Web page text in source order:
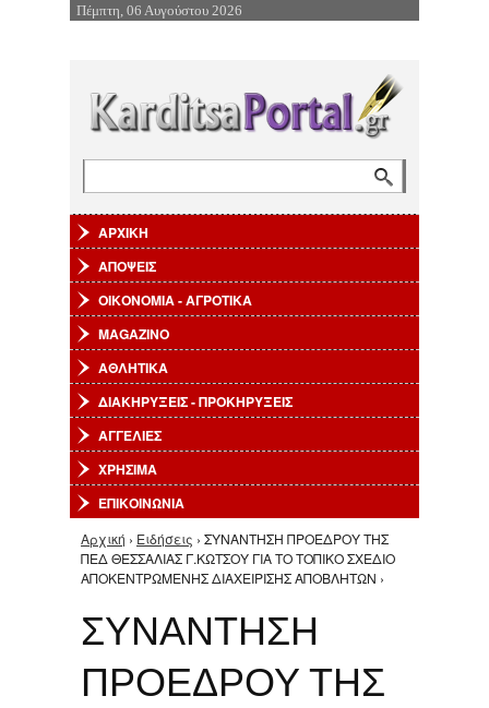
Επιστροφή στην Πλοήγηση
Πέμπτη, 06 Αυγούστου 2026
ΑΡΧΙΚΗ
ΑΠΟΨΕΙΣ
ΟΙΚΟΝΟΜΙΑ - ΑΓΡΟΤΙΚΑ
MAGAZINO
ΑΘΛΗΤΙΚΑ
ΔΙΑΚΗΡΥΞΕΙΣ - ΠΡΟΚΗΡΥΞΕΙΣ
ΑΓΓΕΛΙΕΣ
ΧΡΗΣΙΜΑ
ΕΠΙΚΟΙΝΩΝΙΑ
Είστε εδώ
Αρχική › Ειδήσεις › ΣΥΝΑΝΤΗΣΗ ΠΡΟΕΔΡΟΥ ΤΗΣ
ΠΕΔ ΘΕΣΣΑΛΙΑΣ Γ.ΚΩΤΣΟΥ ΓΙΑ ΤΟ ΤΟΠΙΚΟ ΣΧΕΔΙΟ
ΑΠΟΚΕΝΤΡΩΜΕΝΗΣ ΔΙΑΧΕΙΡΙΣΗΣ ΑΠΟΒΛΗΤΩΝ ›
ΣΥΝΑΝΤΗΣΗ
ΠΡΟΕΔΡΟΥ ΤΗΣ